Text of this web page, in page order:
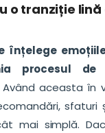
o tranziție
înțelege
procesul
aceasta în
sfaturi
mai simplă.